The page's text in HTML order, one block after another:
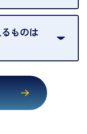
様のご本人確認を
。安心してお取引
いいたします。
ものは